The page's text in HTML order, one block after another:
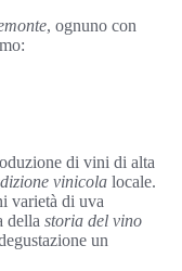
, ognuno con
di vini di alta
vinicola locale.
varietà di uva
della storia del vino
un